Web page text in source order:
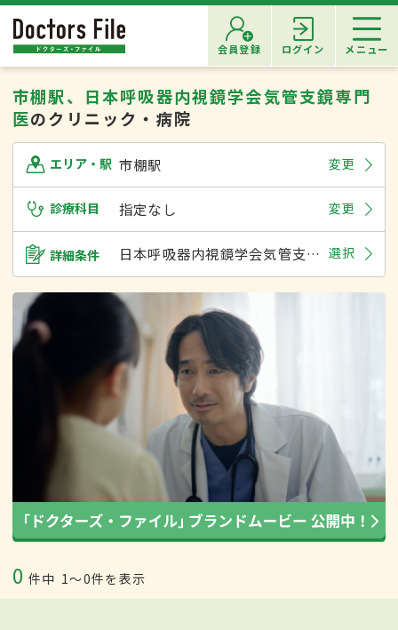
会員登録 ログイン メニュー
市棚駅、日本呼吸器内視鏡学会気管支鏡専門
医のクリニック・病院
エリア・駅 市棚駅 変更
診療科目 指定なし 変更
詳細条件 日本呼吸器内視鏡学会気管支鏡専門医 選択
0 件中 1〜0件を表示